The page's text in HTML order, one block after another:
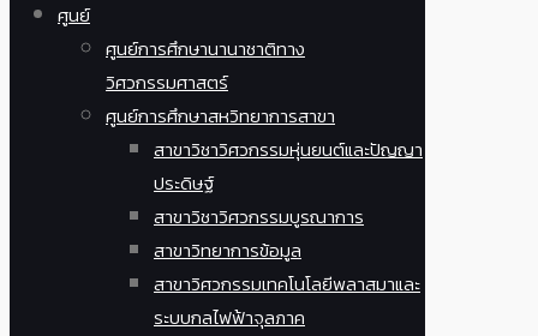
ศูนย์
ศูนย์การศึกษานานาชาติทาง
วิศวกรรมศาสตร์
ศูนย์การศึกษาสหวิทยาการสาขา
สาขาวิชาวิศวกรรมหุ่นยนต์และปัญญา
ประดิษฐ์
สาขาวิชาวิศวกรรมบูรณาการ
สาขาวิทยาการข้อมูล
สาขาวิศวกรรมเทคโนโลยีพลาสมาและ
ระบบกลไฟฟ้าจุลภาค